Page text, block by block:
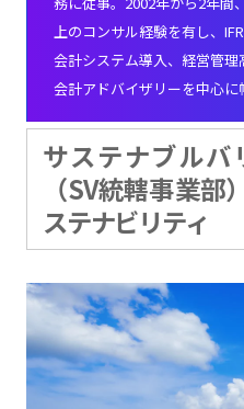
上のコンサル経験を有し、
会計システム導入、経営管理
会計アドバイザリーを中心に
サステナブルバ
（SV統轄事業
ステナビリティ